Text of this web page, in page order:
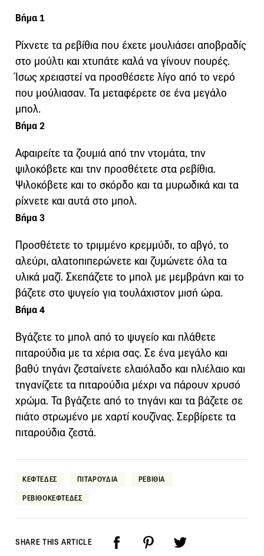
Βήμα 1
Ρίχνετε τα ρεβίθια που έχετε μουλιάσει αποβραδίς
στο μούλτι και χτυπάτε καλά να γίνουν πουρές.
Ίσως χρειαστεί να προσθέσετε λίγο από το νερό
που μούλιασαν. Τα μεταφέρετε σε ένα μεγάλο
μπολ.
Βήμα 2
Αφαιρείτε τα ζουμιά από την ντομάτα, την
ψιλοκόβετε και την προσθέτετε στα ρεβίθια.
Ψιλοκόβετε και το σκόρδο και τα μυρωδικά και τα
ρίχνετε και αυτά στο μπολ.
Βήμα 3
Προσθέτετε το τριμμένο κρεμμύδι, το αβγό, το
αλεύρι, αλατοπιπερώνετε και ζυμώνετε όλα τα
υλικά μαζί. Σκεπάζετε το μπολ με μεμβράνη και το
βάζετε στο ψυγείο για τουλάχιστον μισή ώρα.
Βήμα 4
Βγάζετε το μπολ από το ψυγείο και πλάθετε
πιταρούδια με τα χέρια σας. Σε ένα μεγάλο και
βαθύ τηγάνι ζεσταίνετε ελαιόλαδο και ηλιέλαιο και
τηγανίζετε τα πιταρούδια μέχρι να πάρουν χρυσό
χρώμα. Τα βγάζετε από το τηγάνι και τα βάζετε σε
πιάτο στρωμένο με χαρτί κουζίνας. Σερβίρετε τα
πιταρούδια ζεστά.
ΚΕΦΤΕΔΕΣ ΠΙΤΑΡΟΥΔΙΑ ΡΕΒΙΘΙΑ
ΡΕΒΙΘΟΚΕΦΤΕΔΕΣ
SHARE THIS ARTICLE